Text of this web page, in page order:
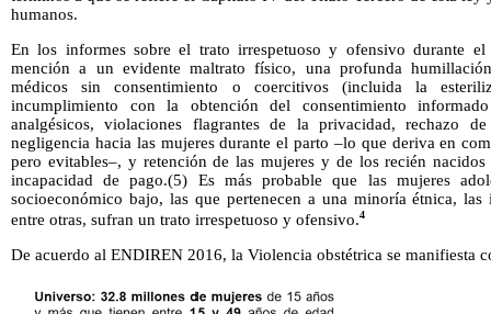
humanos.
En los informes sobre el trato irrespetuoso y ofensivo durante
mención a un evidente maltrato físico, una profunda
médicos sin consentimiento o coercitivos (incluida la
incumplimiento con la obtención del consentimiento
analgésicos, violaciones flagrantes de la privacidad, rechazo
negligencia hacia las mujeres durante el parto –lo que deriva en
pero evitables–, y retención de las mujeres y de los recién
incapacidad de pago.(5) Es más probable que las mujeres
socioeconómico bajo, las que pertenecen a una minoría étnica,
entre otras, sufran un trato irrespetuoso y ofensivo.4
De acuerdo al ENDIREN 2016, la Violencia obstétrica se manifiesta